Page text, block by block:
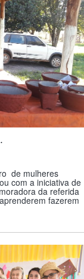
de mulheres
com a iniciativa de
da referida
fazerem